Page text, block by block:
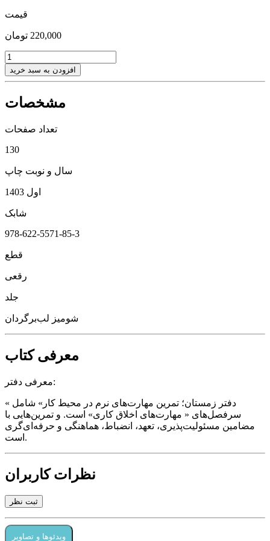
قیمت
220,000 تومان
پلنر
مهارت‌های
نرم
محیط
زمستان)
عدد
افزودن به سبد خرید
مشخصات
تعداد صفحات
130
سال و نوبت چاپ
اول 1403
شابک
978-622-5571-85-3
قطع
رقعی
جلد
شومیز لب‌برگردان
معرفی کتاب
معرفی دفتر:
« دفتر زمستان؛ تمرین مهارت‌های نرم در محیط کار» شامل
سرفصل‌های « مهارت‌های اخلاق کاری» است. و تمرین‌هایی با
مضامین مسئولیت‌پذیری، تعهد، انضباط، هماهنگی و حرفه‌ای‌گری
است.
نظرات کاربران
ثبت نظر
ویدئوها و تصاویر